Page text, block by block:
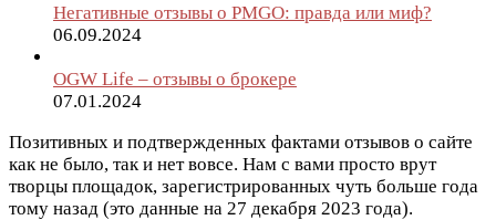
Негативные отзывы о PMGO: правда или миф?
06.09.2024
OGW Life – отзывы о брокере
07.01.2024
Позитивных и подтвержденных фактами отзывов о сайте
как не было, так и нет вовсе. Нам с вами просто врут
творцы площадок, зарегистрированных чуть больше года
тому назад (это данные на 27 декабря 2023 года).